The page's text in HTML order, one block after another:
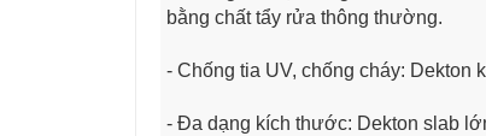
bằng chất tẩy rửa thông thường.
- Chống tia UV, chống cháy: Dekton
- Đa dạng kích thước: Dekton slab